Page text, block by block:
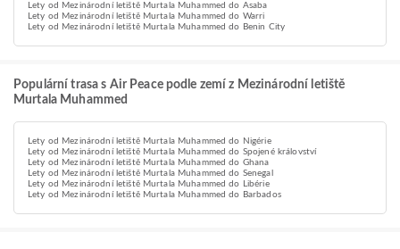
Lety od Mezinárodní letiště Murtala Muhammed do Asaba
Lety od Mezinárodní letiště Murtala Muhammed do Warri
Lety od Mezinárodní letiště Murtala Muhammed do Benin City
Populární trasa s Air Peace podle zemí z Mezinárodní letiště
Murtala Muhammed
Lety od Mezinárodní letiště Murtala Muhammed do Nigérie
Lety od Mezinárodní letiště Murtala Muhammed do Spojené království
Lety od Mezinárodní letiště Murtala Muhammed do Ghana
Lety od Mezinárodní letiště Murtala Muhammed do Senegal
Lety od Mezinárodní letiště Murtala Muhammed do Libérie
Lety od Mezinárodní letiště Murtala Muhammed do Barbados